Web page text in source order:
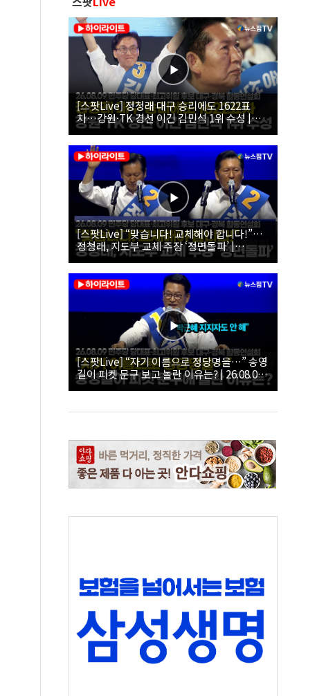
[스팟Live] 정청래 대구 승리에도 1622표
차…강원·TK 경선 이긴 김민석 1위 수성 |
26.08.09 더불어민주당 당대표·최고위원 후
보 대구·경북 합동연설회
[스팟Live] “맞습니다! 교체해야 합니다!”…
정청래, 지도부 교체 주장 ‘정면돌파’ |
26.08.09 더불어민주당 당대표·최고위원 후
보 대구·경북 합동연설회
[스팟Live] “자기 이름으로 정당명을…” 송영
길이 피켓 문구 보고 놀란 이유는? | 26.08.09
더불어민주당 당대표·최고위원 후보 대구·경